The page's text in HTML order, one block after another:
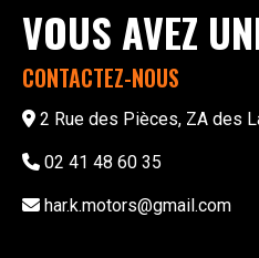
VOUS AVEZ
CONTACTEZ-NOUS
2 Rue des Pièces, ZA des
02 41 48 60 35
har.k.motors@gmail.com